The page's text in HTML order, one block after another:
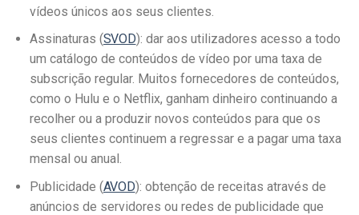
vídeos únicos aos seus clientes.
Assinaturas (SVOD): dar aos utilizadores acesso a todo
um catálogo de conteúdos de vídeo por uma taxa de
subscrição regular. Muitos fornecedores de conteúdos,
como o Hulu e o Netflix, ganham dinheiro continuando a
recolher ou a produzir novos conteúdos para que os
seus clientes continuem a regressar e a pagar uma taxa
mensal ou anual.
Publicidade (AVOD): obtenção de receitas através de
anúncios de servidores ou redes de publicidade que